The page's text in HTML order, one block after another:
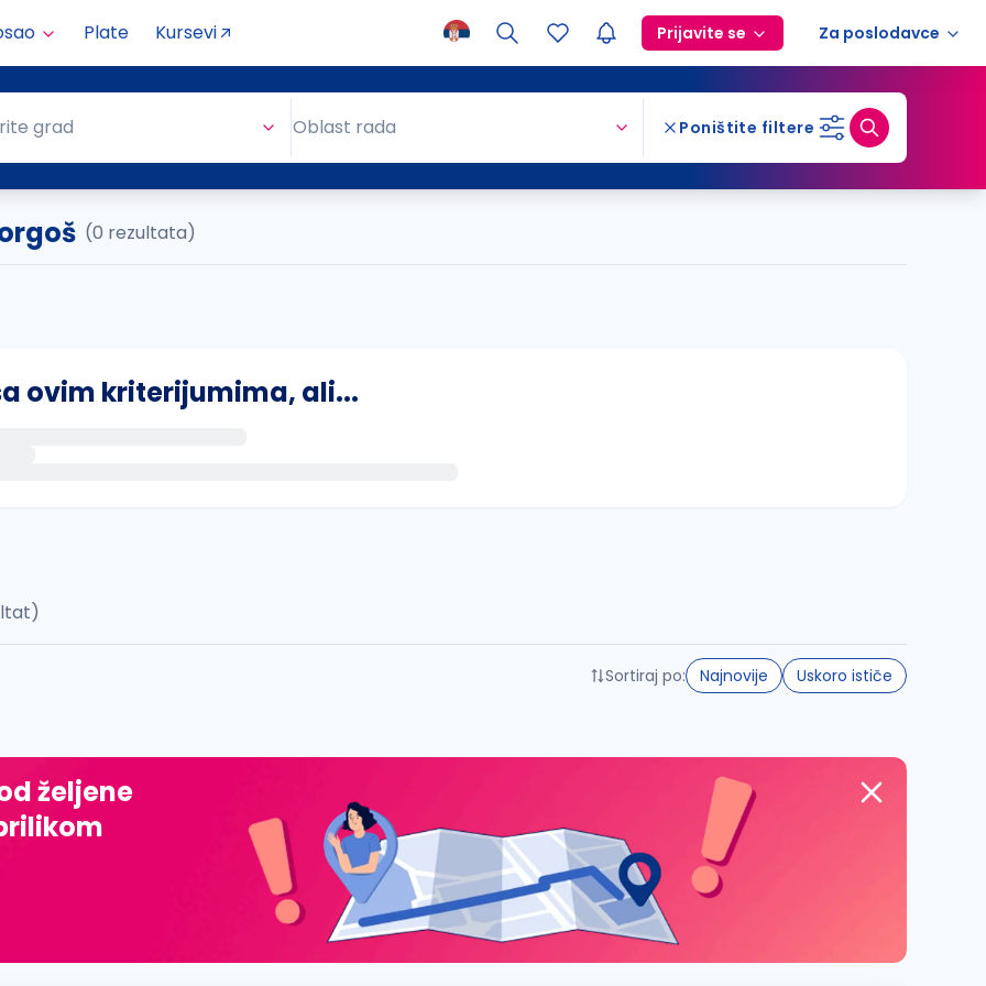
Plate Kursevi Prijavite se Za poslodavce
grad Oblast rada Poništite filtere
(0 rezultata)
ovim kriterijumima, ali...
đ, ž, dž)
Sortiraj po: Najnovije Uskoro ističe
željene